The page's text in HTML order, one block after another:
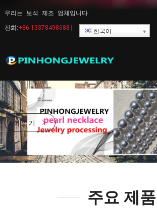
우리는 보석 제조 업체입니다
전화:+86 13378498688 한국어
더 읽기
주요 제품